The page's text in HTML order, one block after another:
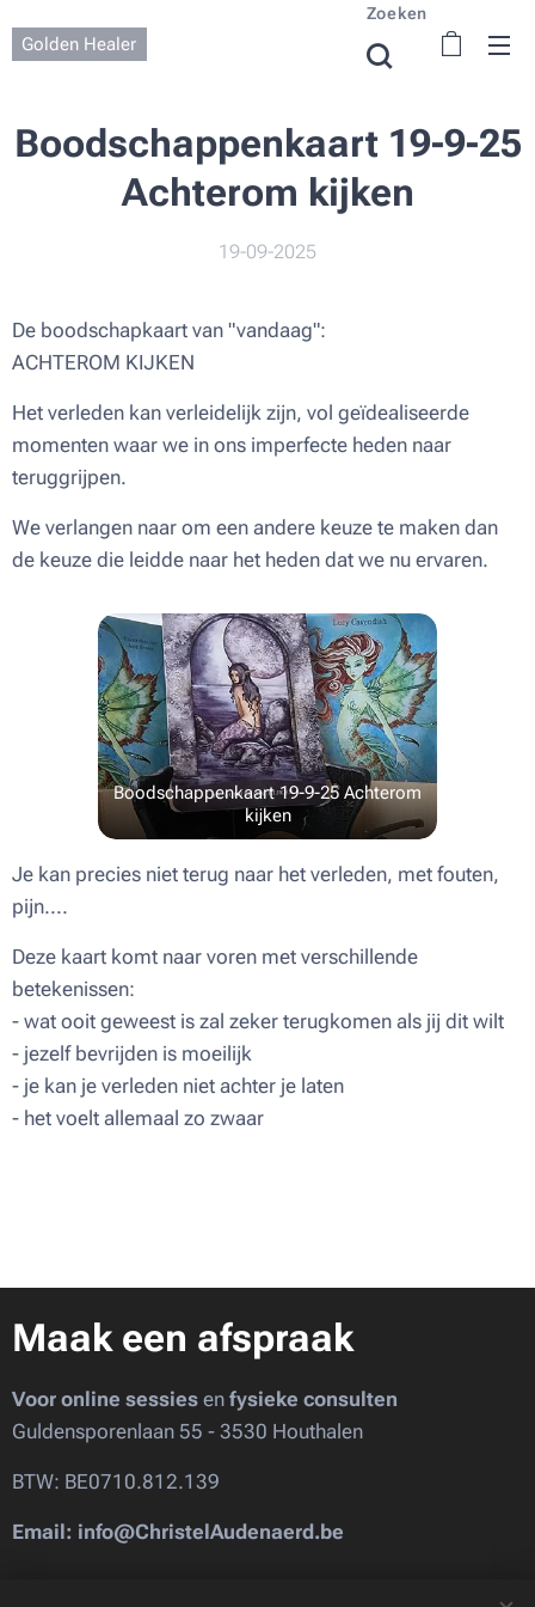
Golden Healer
Zoeken
Boodschappenkaart 19-9-25
Achterom kijken
19-09-2025
De boodschapkaart van "vandaag":
ACHTEROM KIJKEN
Het verleden kan verleidelijk zijn, vol geïdealiseerde
momenten waar we in ons imperfecte heden naar
teruggrijpen.
We verlangen naar om een andere keuze te maken dan
de keuze die leidde naar het heden dat we nu ervaren.
Boodschappenkaart 19-9-25 Achterom
kijken
Je kan precies niet terug naar het verleden, met fouten,
pijn....
Deze kaart komt naar voren met verschillende
betekenissen:
- wat ooit geweest is zal zeker terugkomen als jij dit wilt
- jezelf bevrijden is moeilijk
- je kan je verleden niet achter je laten
- het voelt allemaal zo zwaar
Maak een afspraak
Voor online sessies en fysieke consulten
Guldensporenlaan 55 - 3530 Houthalen
BTW: BE0710.812.139
Email: info@ChristelAudenaerd.be